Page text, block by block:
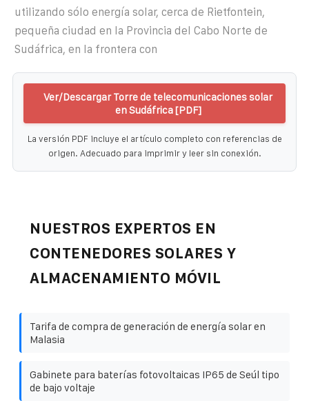
utilizando sólo energía solar, cerca de Rietfontein,
pequeña ciudad en la Provincia del Cabo Norte de
Sudáfrica, en la frontera con
Ver/Descargar Torre de telecomunicaciones solar
en Sudáfrica [PDF]
La versión PDF incluye el artículo completo con referencias de
origen. Adecuado para imprimir y leer sin conexión.
NUESTROS EXPERTOS EN
CONTENEDORES SOLARES Y
ALMACENAMIENTO MÓVIL
Tarifa de compra de generación de energía solar en
Malasia
Gabinete para baterías fotovoltaicas IP65 de Seúl tipo
de bajo voltaje